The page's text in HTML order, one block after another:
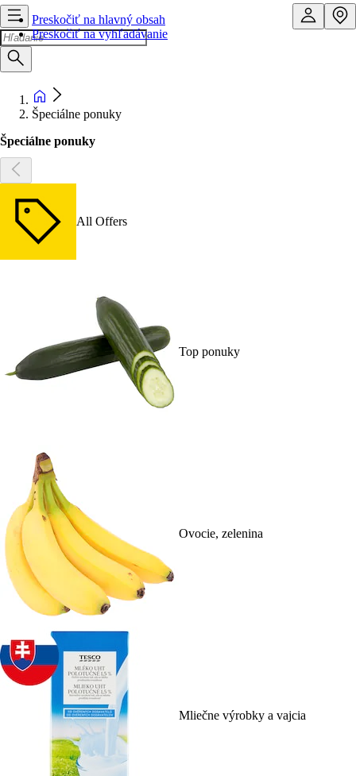
Preskočiť na hlavný obsah
Preskočiť na vyhľadávanie
Špeciálne ponuky
Špeciálne ponuky
All Offers
Top ponuky
Ovocie, zelenina
Mliečne výrobky a vajcia